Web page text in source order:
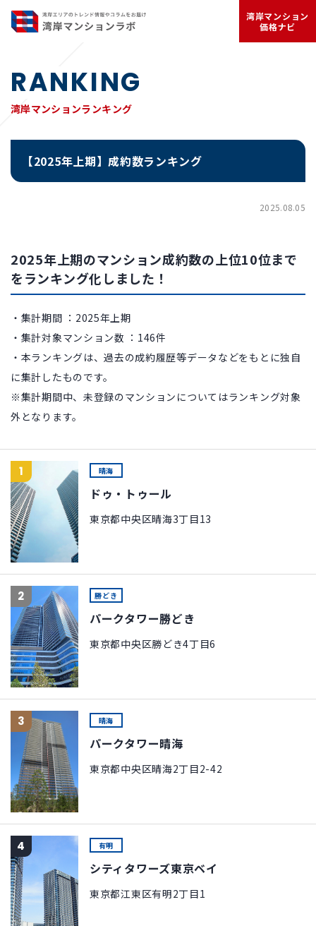
湾岸マンション
価格ナビ
RANKING
湾岸マンションランキング
【2025年上期】成約数ランキング
2025.08.05
2025年上期のマンション成約数の上位10位まで
をランキング化しました！
・集計期間 ：2025年上期
・集計対象マンション数 ：146件
・本ランキングは、過去の成約履歴等データなどをもとに独自
に集計したものです。
※集計期間中、未登録のマンションについてはランキング対象
外となります。
1 晴海
ドゥ・トゥール
東京都中央区晴海3丁目13
2 勝どき
パークタワー勝どき
東京都中央区勝どき4丁目6
3 晴海
パークタワー晴海
東京都中央区晴海2丁目2-42
4 有明
シティタワーズ東京ベイ
東京都江東区有明2丁目1